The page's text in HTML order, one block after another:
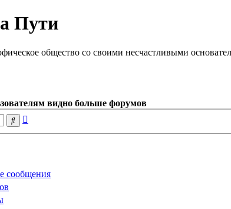
Пути
общество со своими несчастливыми
видно больше форумов
Поиск
сообщения